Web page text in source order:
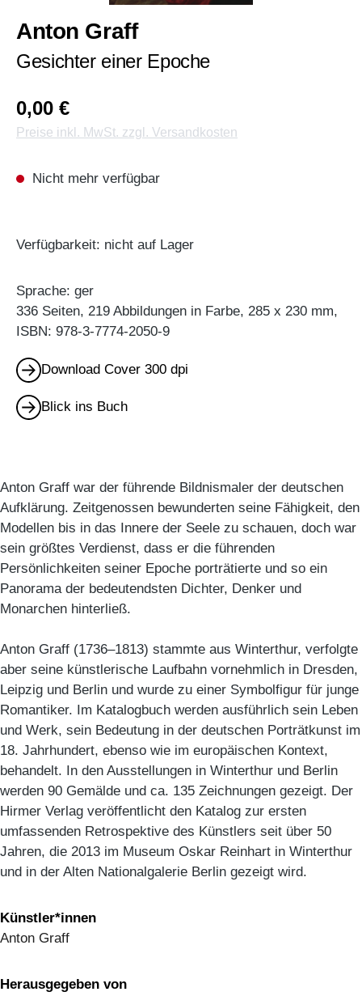
Anton Graff
Gesichter einer Epoche
0,00 €
Preise inkl. MwSt. zzgl. Versandkosten
Nicht mehr verfügbar
Verfügbarkeit: nicht auf Lager
Sprache: ger
336 Seiten, 219 Abbildungen in Farbe, 285 x 230 mm,
ISBN: 978-3-7774-2050-9
Download Cover 300 dpi
Blick ins Buch
Anton Graff war der führende Bildnismaler der deutschen
Aufklärung. Zeitgenossen bewunderten seine Fähigkeit, den
Modellen bis in das Innere der Seele zu schauen, doch war
sein größtes Verdienst, dass er die führenden
Persönlichkeiten seiner Epoche porträtierte und so ein
Panorama der bedeutendsten Dichter, Denker und
Monarchen hinterließ.
Anton Graff (1736–1813) stammte aus Winterthur, verfolgte
aber seine künstlerische Laufbahn vornehmlich in Dresden,
Leipzig und Berlin und wurde zu einer Symbolfigur für junge
Romantiker. Im Katalogbuch werden ausführlich sein Leben
und Werk, sein Bedeutung in der deutschen Porträtkunst im
18. Jahrhundert, ebenso wie im europäischen Kontext,
behandelt. In den Ausstellungen in Winterthur und Berlin
werden 90 Gemälde und ca. 135 Zeichnungen gezeigt. Der
Hirmer Verlag veröffentlicht den Katalog zur ersten
umfassenden Retrospektive des Künstlers seit über 50
Jahren, die 2013 im Museum Oskar Reinhart in Winterthur
und in der Alten Nationalgalerie Berlin gezeigt wird.
Künstler*innen
Anton Graff
Herausgegeben von